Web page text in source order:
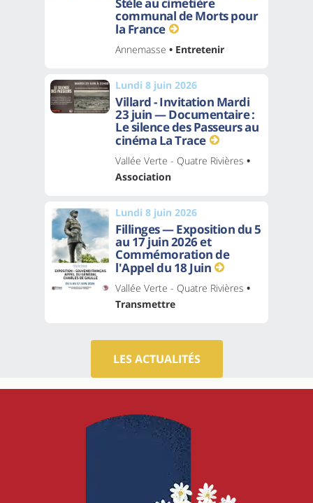
Stèle au cimetière
communal de Morts pour
la France
Annemasse • Entretenir
Lundi 8 juin 2026
Villard - Invitation Mardi
23 juin — Documentaire :
Le silence des Passeurs au
cinéma La Trace
Vallée Verte - Quatre Rivières •
Association
Lundi 8 juin 2026
Fillinges — Exposition du 5
au 17 juin 2026 et
Commémoration de
l'Appel du 18 Juin
Vallée Verte - Quatre Rivières •
Transmettre
LES ACTUALITÉS